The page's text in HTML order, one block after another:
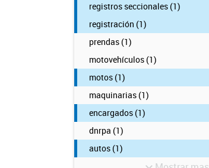
registros seccionales (1)
registración (1)
prendas (1)
motovehículos (1)
motos (1)
maquinarias (1)
encargados (1)
dnrpa (1)
autos (1)